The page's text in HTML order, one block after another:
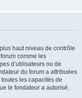
haut niveau de contrôle
comme les
d’utilisateurs ou de
du forum a attribuées
les capacités de
le fondateur a autorisé.